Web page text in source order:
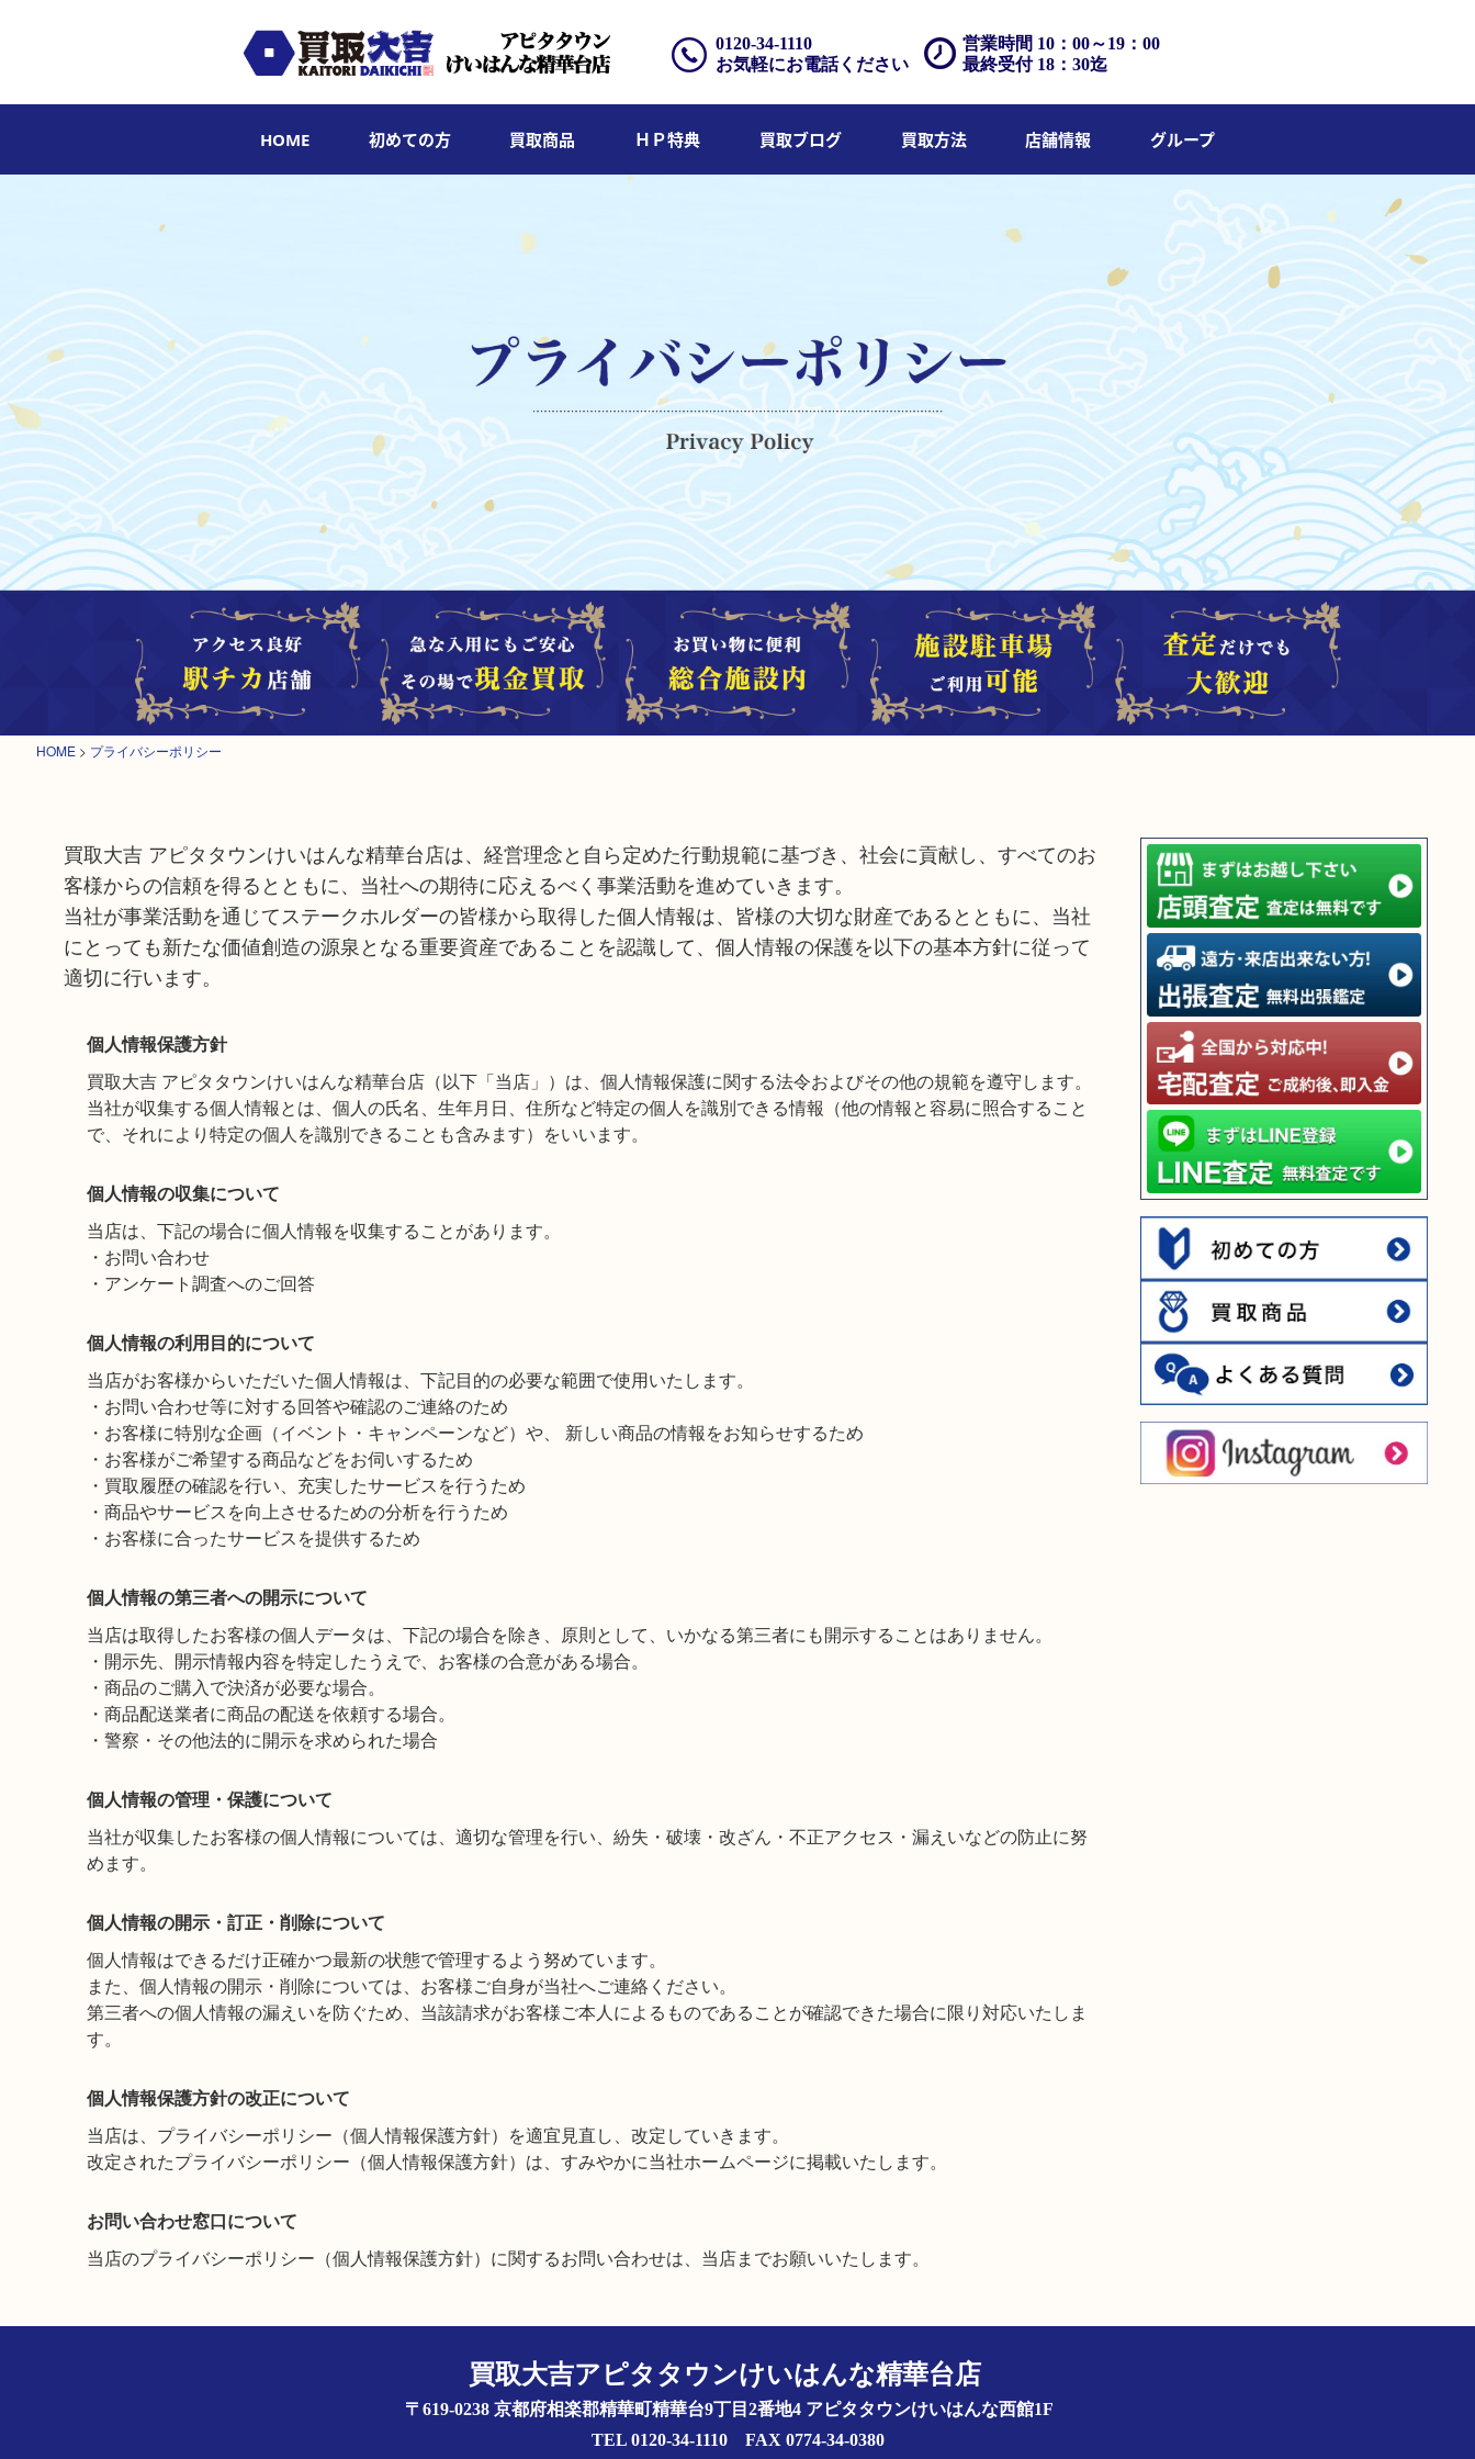
営業時間 10：00～19：00
最終受付 18：30迄
0120-34-1110
お気軽にお電話ください
HOME 初めての方 買取商品 ＨＰ特典 買取ブログ 買取方法 店舗情報 グループ
HOME > プライバシーポリシー
買取大吉 アピタタウンけいはんな精華台店は、経営理念と自ら定めた行動規範に基づき、社会に貢献し、すべてのお
客様からの信頼を得るとともに、当社への期待に応えるべく事業活動を進めていきます。
当社が事業活動を通じてステークホルダーの皆様から取得した個人情報は、皆様の大切な財産であるとともに、当社
にとっても新たな価値創造の源泉となる重要資産であることを認識して、個人情報の保護を以下の基本方針に従って
適切に行います。
個人情報保護方針
買取大吉 アピタタウンけいはんな精華台店（以下「当店」）は、個人情報保護に関する法令およびその他の規範を遵守します。
当社が収集する個人情報とは、個人の氏名、生年月日、住所など特定の個人を識別できる情報（他の情報と容易に照合すること
で、それにより特定の個人を識別できることも含みます）をいいます。
個人情報の収集について
当店は、下記の場合に個人情報を収集することがあります。
・お問い合わせ
・アンケート調査へのご回答
個人情報の利用目的について
当店がお客様からいただいた個人情報は、下記目的の必要な範囲で使用いたします。
・お問い合わせ等に対する回答や確認のご連絡のため
・お客様に特別な企画（イベント・キャンペーンなど）や、 新しい商品の情報をお知らせするため
・お客様がご希望する商品などをお伺いするため
・買取履歴の確認を行い、充実したサービスを行うため
・商品やサービスを向上させるための分析を行うため
・お客様に合ったサービスを提供するため
個人情報の第三者への開示について
当店は取得したお客様の個人データは、下記の場合を除き、原則として、いかなる第三者にも開示することはありません。
・開示先、開示情報内容を特定したうえで、お客様の合意がある場合。
・商品のご購入で決済が必要な場合。
・商品配送業者に商品の配送を依頼する場合。
・警察・その他法的に開示を求められた場合
個人情報の管理・保護について
当社が収集したお客様の個人情報については、適切な管理を行い、紛失・破壊・改ざん・不正アクセス・漏えいなどの防止に努
めます。
個人情報の開示・訂正・削除について
個人情報はできるだけ正確かつ最新の状態で管理するよう努めています。
また、個人情報の開示・削除については、お客様ご自身が当社へご連絡ください。
第三者への個人情報の漏えいを防ぐため、当該請求がお客様ご本人によるものであることが確認できた場合に限り対応いたしま
す。
個人情報保護方針の改正について
当店は、プライバシーポリシー（個人情報保護方針）を適宜見直し、改定していきます。
改定されたプライバシーポリシー（個人情報保護方針）は、すみやかに当社ホームページに掲載いたします。
お問い合わせ窓口について
当店のプライバシーポリシー（個人情報保護方針）に関するお問い合わせは、当店までお願いいたします。
買取大吉アピタタウンけいはんな精華台店
〒619-0238 京都府相楽郡精華町精華台9丁目2番地4 アピタタウンけいはんな西館1F
TEL 0120-34-1110 FAX 0774-34-0380